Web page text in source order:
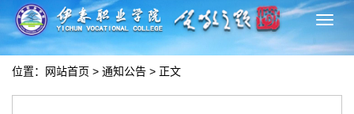
切
换
位置： 网站首页 > 通知公告 > 正文